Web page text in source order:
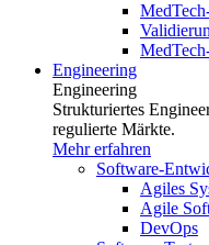
Engineering
Engineering
Strukturiertes
regulierte Märkte.
Mehr erfahren
Software-
Agiles
Agile
DevOps